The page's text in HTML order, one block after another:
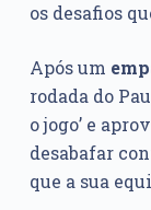
os desafios
Após um
rodada do
o jogo’ e
desabafar
que a sua